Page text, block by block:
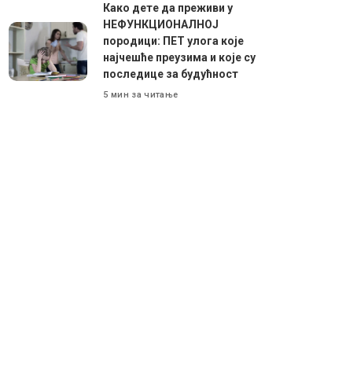
Како дете да преживи у
НЕФУНКЦИОНАЛНОЈ
породици: ПЕТ улога које
најчешће преузима и које су
последице за будућност
5 мин за читање